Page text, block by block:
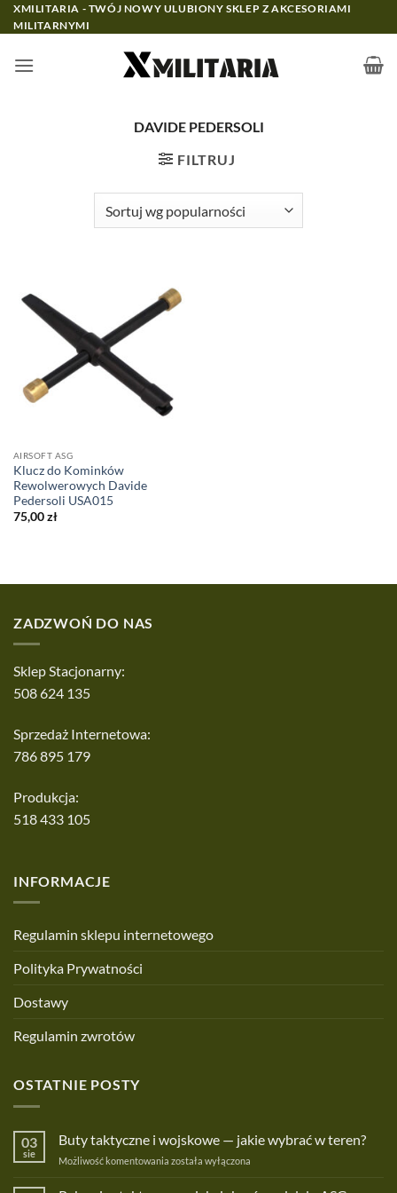
Przewiń
do
XMILITARIA - TWÓJ NOWY ULUBIONY SKLEP Z AKCESORIAMI
MILITARNYMI
DAVIDE PEDERSOLI
FILTRUJ
AIRSOFT ASG
Klucz do Kominków
Rewolwerowych Davide
Pedersoli USA015
75,00zł
ZADZWOŃ DO NAS
Sklep Stacjonarny:
508 624 135
Sprzedaż Internetowa:
786 895 179
Produkcja:
518 433 105
INFORMACJE
Regulamin sklepu internetowego
Polityka Prywatności
Dostawy
Regulamin zwrotów
OSTATNIE POSTY
03
sie
Buty taktyczne i wojskowe — jakie wybrać w teren?
Możliwość komentowania Buty
została wyłączona